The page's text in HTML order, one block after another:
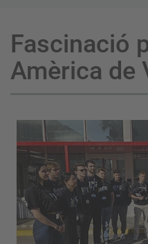
Fascinació
Amèrica de